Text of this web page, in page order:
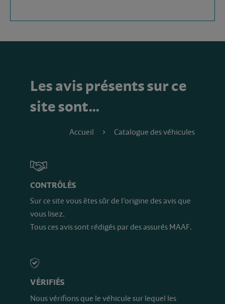
Les avis présents sur ce
site sont…
Accueil Catalogue des véhicules
CONTRÔLÉS
Sur ce site vous êtes sûr de l’origine des avis que
vous lisez.
Tous ces avis sont rédigés par des assurés MAAF.
VÉRIFIÉS
Nous vérifions que le véhicule sur lequel les